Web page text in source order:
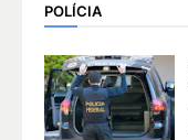
POLÍCIA